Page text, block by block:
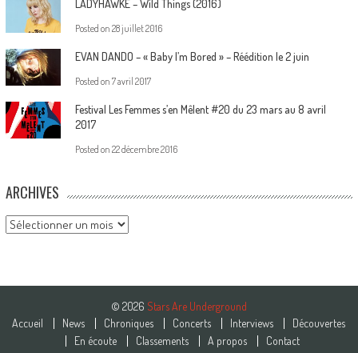
LADYHAWKE – Wild Things (2016)
Posted on 28 juillet 2016
EVAN DANDO – « Baby I’m Bored » – Réédition le 2 juin
Posted on 7 avril 2017
Festival Les Femmes s’en Mêlent #20 du 23 mars au 8 avril
2017
Posted on 22 décembre 2016
ARCHIVES
Archives
© 2026 Stars Are Underground
Accueil
News Chroniques Concerts Interviews
Découvertes
En écoute
Classements A propos Contact